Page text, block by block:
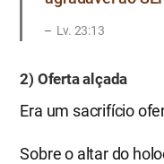
Lv. 23:13
2) Oferta alçada
Era um sacrifício
Sobre o altar do